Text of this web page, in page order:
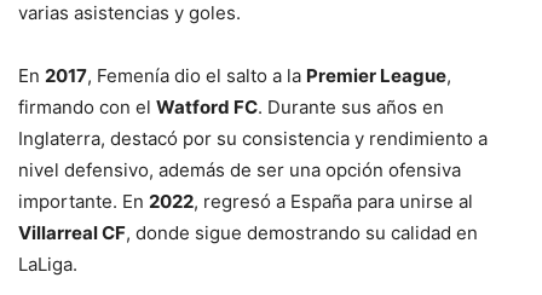
varias asistencias y goles.
En 2017, Femenía dio el salto a la Premier League,
firmando con el Watford FC. Durante sus años en
Inglaterra, destacó por su consistencia y rendimiento a
nivel defensivo, además de ser una opción ofensiva
importante. En 2022, regresó a España para unirse al
Villarreal CF, donde sigue demostrando su calidad en
LaLiga.